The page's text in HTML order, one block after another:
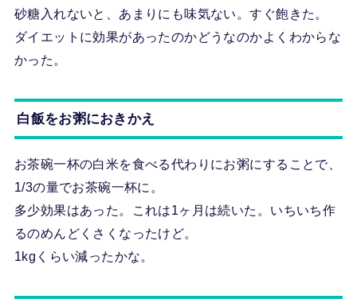
砂糖入れないと、あまりにも味気ない。すぐ飽きた。
ダイエットに効果があったのかどうなのかよくわからな
かった。
白飯をお粥におきかえ
お茶碗一杯の白米を食べる代わりにお粥にすることで、
1/3の量でお茶碗一杯に。
多少効果はあった。これは1ヶ月は続いた。いちいち作
るのめんどくさくなったけど。
1kgくらい減ったかな。